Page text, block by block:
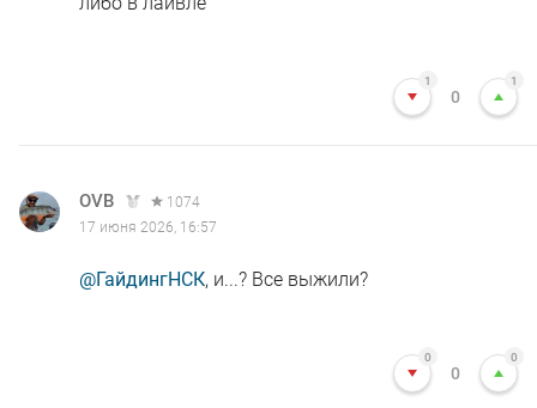
1
0
1
OVB
1074
17 июня 2026, 16:57
@ГайдингНСК, и...? Все выжили?
0
0
0